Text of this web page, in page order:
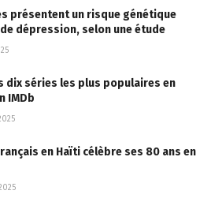
présentent un risque génétique
dépression, selon une étude
dix séries les plus populaires en
IMDb
en Haïti célèbre ses 80 ans en